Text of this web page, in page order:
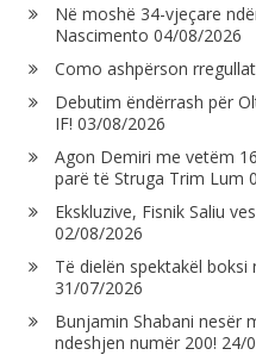
Në moshë 34-vjeçare
Nascimento 04/08/2026
Como ashpërson
Debutim ëndërrash për
IF! 03/08/2026
Agon Demiri me vetëm
parë të Struga Trim Lum
Ekskluzive, Fisnik Saliu
02/08/2026
Të dielën spektakël boksi
31/07/2026
Bunjamin Shabani nesër
ndeshjen numër 200! 24/